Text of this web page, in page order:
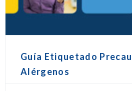
Guía Etiquetado
Alérgenos